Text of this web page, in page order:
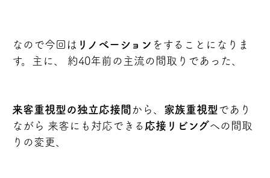
なので今回は リノべーション をすることになりま
す。主に、 約40年前の主流の間取りであった、
来客重視型の独立応接間 から、 家族重視型 であり
ながら 来客にも対応できる 応接リビングへの間取
りの変更、